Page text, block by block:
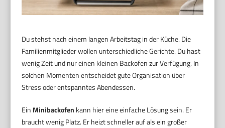
Du stehst nach einem langen Arbeitstag in der Küche. Die
Familienmitglieder wollen unterschiedliche Gerichte. Du hast
wenig Zeit und nur einen kleinen Backofen zur Verfügung. In
solchen Momenten entscheidet gute Organisation über
Stress oder entspanntes Abendessen.
Ein Minibackofen kann hier eine einfache Lösung sein. Er
braucht wenig Platz. Er heizt schneller auf als ein großer